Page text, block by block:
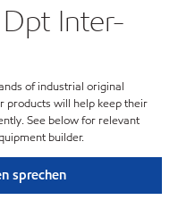
Inter-
of industrial original
products will help keep their
See below for relevant
builder.
sprechen